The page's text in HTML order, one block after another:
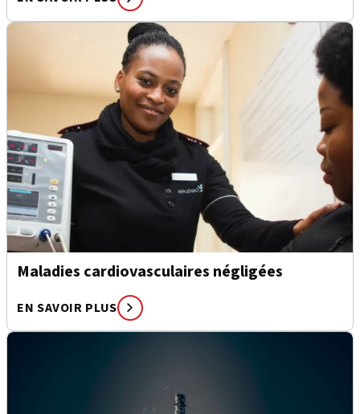
Maladies cardiovasculaires négligées
EN SAVOIR PLUS